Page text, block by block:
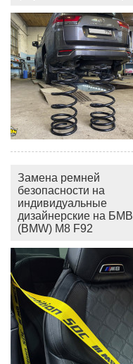
Замена ремней
безопасности на
индивидуальные
дизайнерские на БМВ
(BMW) M8 F92